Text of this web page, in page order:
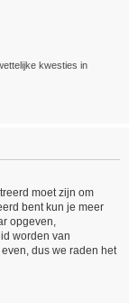
kwesties in
moet zijn om
bent kun je meer
opgeven,
worden van
dus we raden het